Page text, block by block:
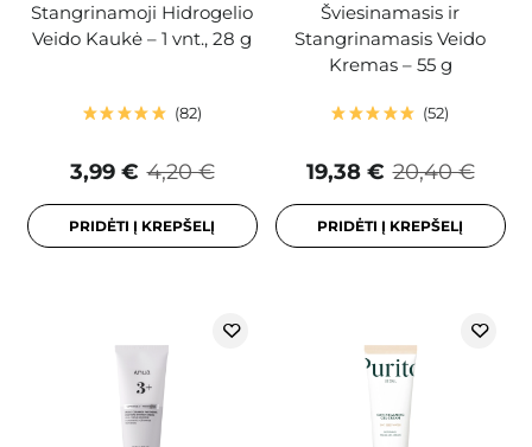
Stangrinamoji Hidrogelio
Veido Kaukė – 1 vnt., 28 g
82
4,20 €
3,99 €
PRIDĖTI Į KREPŠELĮ
Šviesinamasis ir
Stangrinamasis Veido
Kremas – 55 g
52
20,40 €
19,38 €
PRIDĖTI Į KREPŠELĮ